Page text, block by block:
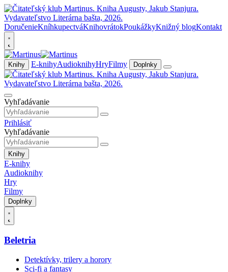
DoručenieKníhkupectváKnihovrátokPoukážkyKnižný blogKontakt
Knihy E-knihyAudioknihyHryFilmy Doplnky
Vyhľadávanie
Prihlásiť
Vyhľadávanie
Knihy
E-knihy
Audioknihy
Hry
Filmy
Doplnky
Beletria
Detektívky, trilery a horory
Sci-fi a fantasy